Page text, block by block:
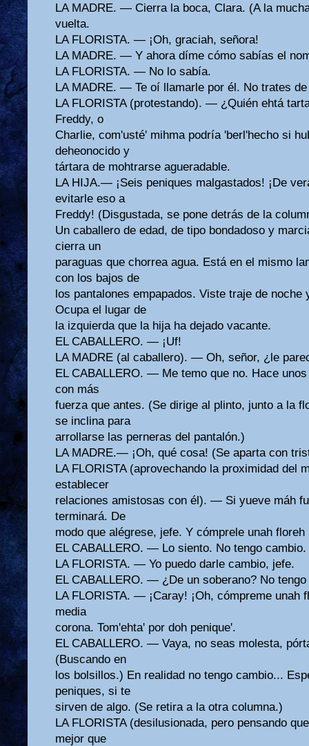
LA MADRE. — Cierra la boca, Clara. (A la
vuelta.
LA FLORISTA. — ¡Oh, graciah, señora!
LA MADRE. — Y ahora díme cómo sabías el
LA FLORISTA. — No lo sabía.
LA MADRE. — Te oí llamarle por él. No trates de
LA FLORISTA (protestando). — ¿Quién ehtá
Freddy, o
Charlie, com'usté' mihma podría 'berl'hecho si
deheonocido y
tártara de mohtrarse agueradable.
LA HIJA.— ¡Seis peniques malgastados! ¡De
evitarle eso a
Freddy! (Disgustada, se pone detrás de la
Un caballero de edad, de tipo bondadoso y
cierra un
paraguas que chorrea agua. Está en el mismo
con los bajos de
los pantalones empapados. Viste traje de noche
Ocupa el lugar de
la izquierda que la hija ha dejado vacante.
EL CABALLERO. — ¡Uf!
LA MADRE (al caballero). — Oh, señor, ¿le
EL CABALLERO. — Me temo que no. Hace
con más
fuerza que antes. (Se dirige al plinto, junto a la
se inclina para
arrollarse las perneras del pantalón.)
LA MADRE.— ¡Oh, qué cosa! (Se aparta con
LA FLORISTA (aprovechando la proximidad del
establecer
relaciones amistosas con él). — Si yueve máh
terminará. De
modo que alégrese, jefe. Y cómprele unah
EL CABALLERO. — Lo siento. No tengo cambio.
LA FLORISTA. — Yo puedo darle cambio, jefe.
EL CABALLERO. — ¿De un soberano? No
LA FLORISTA. — ¡Caray! ¡Oh, cómpreme unah
media
corona. Tom'ehta' por doh penique'.
EL CABALLERO. — Vaya, no seas molesta,
(Buscando en
los bolsillos.) En realidad no tengo cambio...
peniques, si te
sirven de algo. (Se retira a la otra columna.)
LA FLORISTA (desilusionada, pero pensando
mejor que